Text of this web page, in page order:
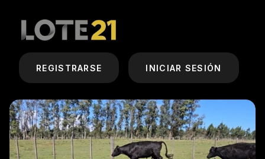
REGISTRARSE INICIAR SESIÓN